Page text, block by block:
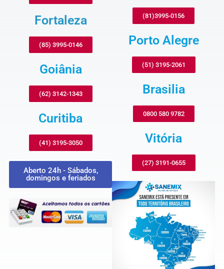
Fortaleza
(85) 3995-0146
Goiânia
(62) 3142-1343
Curitiba
(41) 3195-3050
Aberto 24h - Sábados,
domingos e feriados
(81)3995-0156
Porto Alegre
(51) 3195-2061
Brasilia
0800 580 9782
Vitória
(27) 3191-0655